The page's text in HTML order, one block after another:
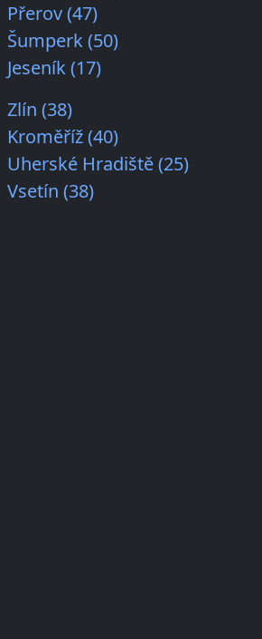
Přerov (47)
Šumperk (50)
Jeseník (17)
Zlín (38)
Kroměříž (40)
Uherské Hradiště (25)
Vsetín (38)